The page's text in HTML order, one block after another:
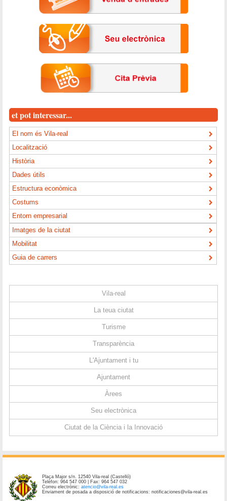
et pot interessar...
El nom és Vila-real
Localització
Història
Dades útils
Estructura econòmica
Costums
Entorn empresarial
Imatges de la ciutat
Mobilitat
Guia de carrers
Vila-real
La teua ciutat
Turisme
Transparència
L'Ajuntament i tu
Ajuntament
Àrees
Seu electrònica
Ciutat de la Ciència i la Innovació
Plaça Major s/n. 12540 Vila-real (Castelló)
Telèfon: 964 547 000 | Fax: 964 547 032
Correu electrònic:atencio@vila-real.es
Enviament de posada a disposició de notificacions: notificaciones@vila-real.es